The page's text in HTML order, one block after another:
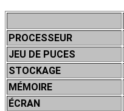
PROCESSEUR
JEU DE PUCES
STOCKAGE
MÉMOIRE
ÉCRAN